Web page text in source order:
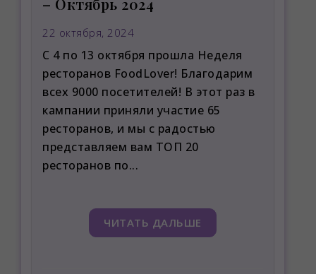
– Октябрь 2024
22 октября, 2024
С 4 по 13 октября прошла Неделя
ресторанов FoodLover! Благодарим
всех 9000 посетителей! В этот раз в
кампании приняли участие 65
ресторанов, и мы с радостью
представляем вам ТОП 20
ресторанов по...
ЧИТАТЬ ДАЛЬШЕ